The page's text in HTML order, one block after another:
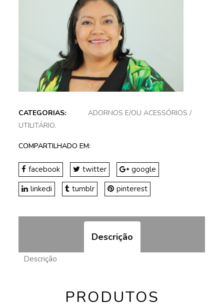
CATEGORIAS: ADORNOS E/OU ACESSÓRIOS /
UTILITÁRIO.
COMPARTILHADO EM:
facebook twitter
google
linkedi
tumblr pinterest
Descrição
Descrição
PRODUTOS